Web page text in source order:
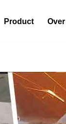
Product Over